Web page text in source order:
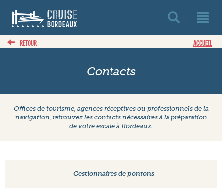
RETOUR ACCUEIL
Contacts
Offices de tourisme, agences réceptives ou professionnels de la
navigation, retrouvez les contacts nécessaires à la préparation
de votre escale à Bordeaux.
Gestionnaires de pontons